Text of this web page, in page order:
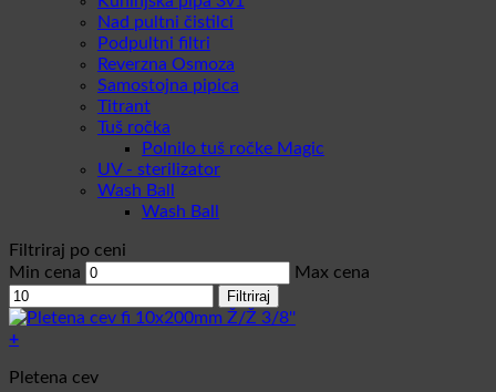
Nad pultni čistilci
Podpultni filtri
Reverzna Osmoza
Samostojna pipica
Titrant
Tuš ročka
Polnilo tuš ročke Magic
UV - sterilizator
Wash Ball
Wash Ball
Filtriraj po ceni
Min cena
Max cena
Filtriraj
+
Pletena cev